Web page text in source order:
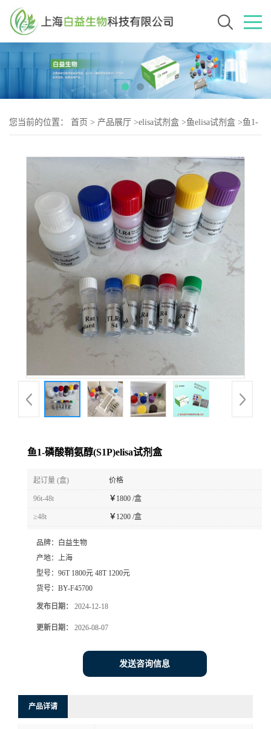
您当前的位置： 首页 > 产品展厅 >elisa试剂盒 >鱼elisa试剂盒 >鱼1-
鱼1-磷酸鞘氨醇(S1P)elisa试剂盒
起订量 (盒) 价格
96t-48t ￥ 1800 /盒
≥48t ￥ 1200 /盒
品牌：
白益生物
产地： 上海
型号： 96T 1800元 48T 1200元
货号： BY-F45700
发布日期： 2024-12-18
更新日期： 2026-08-07
发送咨询信息
产品详请